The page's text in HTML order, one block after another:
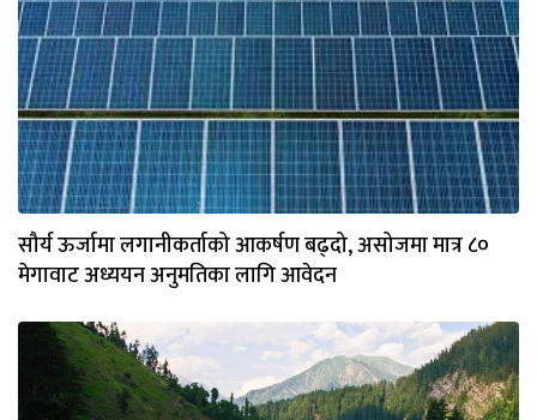
सौर्य ऊर्जामा लगानीकर्ताको आकर्षण बढ्दो, असोजमा मात्र ८०
मेगावाट अध्ययन अनुमतिका लागि आवेदन